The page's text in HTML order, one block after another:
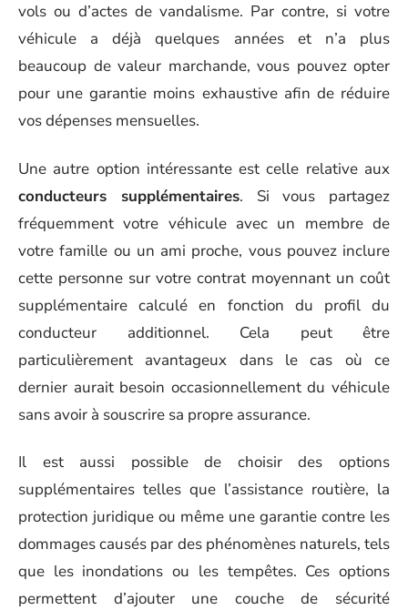
vols ou d’actes de vandalisme. Par contre, si votre
véhicule a déjà quelques années et n’a plus
beaucoup de valeur marchande, vous pouvez opter
pour une garantie moins exhaustive afin de réduire
vos dépenses mensuelles.
Une autre option intéressante est celle relative aux
conducteurs supplémentaires. Si vous partagez
fréquemment votre véhicule avec un membre de
votre famille ou un ami proche, vous pouvez inclure
cette personne sur votre contrat moyennant un coût
supplémentaire calculé en fonction du profil du
conducteur additionnel. Cela peut être
particulièrement avantageux dans le cas où ce
dernier aurait besoin occasionnellement du véhicule
sans avoir à souscrire sa propre assurance.
Il est aussi possible de choisir des options
supplémentaires telles que l’assistance routière, la
protection juridique ou même une garantie contre les
dommages causés par des phénomènes naturels, tels
que les inondations ou les tempêtes. Ces options
permettent d’ajouter une couche de sécurité